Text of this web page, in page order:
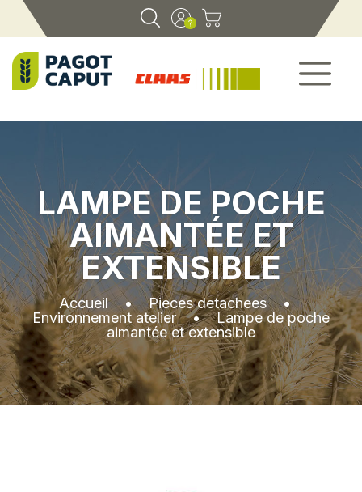
LAMPE DE POCHE
AIMANTÉE ET
EXTENSIBLE
Accueil•Pieces detachees•
Environnement atelier•Lampe de poche
aimantée et extensible